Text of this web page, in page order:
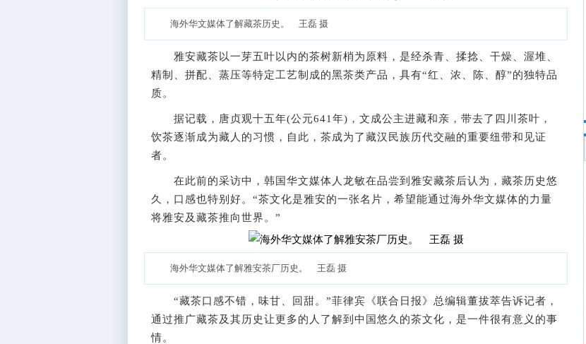
海外华文媒体了解藏茶历史。 王磊 摄
雅安藏茶以一芽五叶以内的茶树新梢为原料，是经杀青、揉捻、干燥、渥堆、
精制、拼配、蒸压等特定工艺制成的黑茶类产品，具有“红、浓、陈、醇”的独特品
质。
据记载，唐贞观十五年(公元641年)，文成公主进藏和亲，带去了四川茶叶，
饮茶逐渐成为藏人的习惯，自此，茶成为了藏汉民族历代交融的重要纽带和见证
者。
在此前的采访中，韩国华文媒体人龙敏在品尝到雅安藏茶后认为，藏茶历史悠
久，口感也特别好。“茶文化是雅安的一张名片，希望能通过海外华文媒体的力量
将雅安及藏茶推向世界。”
海外华文媒体了解雅安茶厂历史。 王磊 摄
“藏茶口感不错，味甘、回甜。”菲律宾《联合日报》总编辑董拔萃告诉记者，
通过推广藏茶及其历史让更多的人了解到中国悠久的茶文化，是一件很有意义的事
情。